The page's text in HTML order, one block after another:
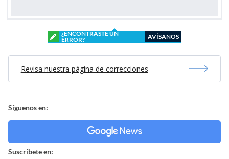
¿ENCONTRASTE UN
ERROR?
AVÍSANOS
Revisa nuestra página de correcciones
Síguenos en:
Suscríbete en: